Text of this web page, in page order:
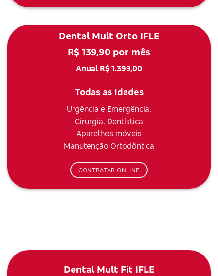
Dental Mult Orto IFLE
R$ 139,90 por mês
Anual R$ 1.399,00
Todas as Idades
Urgência e Emergência.
Cirurgia, Dentística
Aparelhos móveis
Manutenção Ortodôntica
CONTRATAR ONLINE
Dental Mult Fit IFLE